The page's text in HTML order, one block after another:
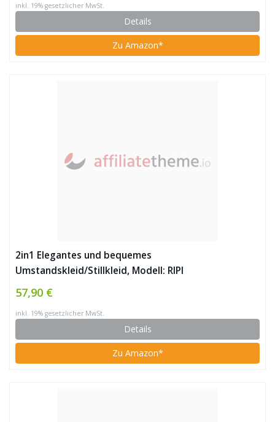
inkl. 19% gesetzlicher MwSt.
Details
Zu Amazon*
2in1 Elegantes und bequemes
Umstandskleid/Stillkleid, Modell: RIPI
57,90 €
inkl. 19% gesetzlicher MwSt.
Details
Zu Amazon*